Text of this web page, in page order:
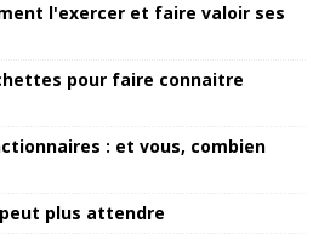
l'exercer et faire valoir ses
pour faire connaitre
: et vous, combien
plus attendre